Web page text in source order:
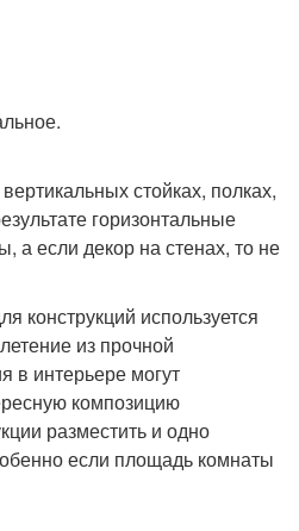
стойках, полках,
горизонтальные
а если декор на стенах, то не
конструкций используется
из прочной
в интерьере могут
композицию
разместить и одно
если площадь комнаты